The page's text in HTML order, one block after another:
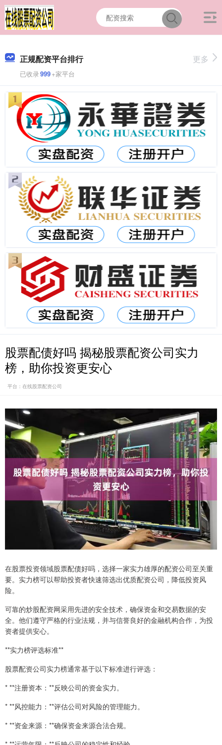
正规配资平台排行
已收录999+家平台
更多
股票配债好吗 揭秘股票配资公司实力
榜，助你投资更安心
平台：在线股票配资公司
在股票投资领域股票配债好吗，选择一家实力雄厚的配资公司至关重
要。实力榜可以帮助投资者快速筛选出优质配资公司，降低投资风
险。
可靠的炒股配资网采用先进的安全技术，确保资金和交易数据的安
全。他们遵守严格的行业法规，并与信誉良好的金融机构合作，为投
资者提供安心。
**实力榜评选标准**
股票配资公司实力榜通常基于以下标准进行评选：
* **注册资本：**反映公司的资金实力。
* **风控能力：**评估公司对风险的管理能力。
* **资金来源：**确保资金来源合法合规。